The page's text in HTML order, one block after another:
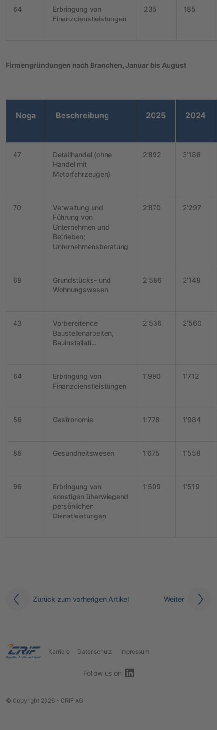
64
Erbringung von
Finanzdienstleistungen
235 185
Firmengründungen nach Branchen, Januar bis August
Noga Beschreibung 2025 2024
47
Detailhandel (ohne
Handel mit
Motorfahrzeugen)
2’892 3’186
70
Verwaltung und
Führung von
Unternehmen und
Betrieben;
Unternehmensberatung
2’870 2’297
68
Grundstücks- und
Wohnungswesen
2’586 2’148
43
Vorbereitende
Baustellenarbeiten,
Bauinstallati...
2’536 2’560
64
Erbringung von
Finanzdienstleistungen
1’990 1’712
56 Gastronomie 1’778 1’984
86 Gesundheitswesen 1’675 1’558
96
Erbringung von
sonstigen überwiegend
persönlichen
Dienstleistungen
1’509 1’519
Zurück zum vorherigen Artikel Weiter
Karriere Datenschutz Impressum
© Copyright 2026 - CRIF AG
Follow us on